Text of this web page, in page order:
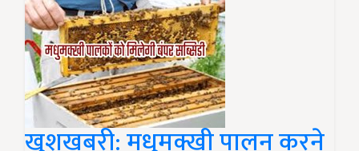
खुशखबरी: मधुमक्खी पालन करने